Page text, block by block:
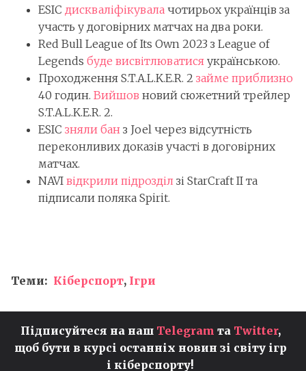
ESIC дискваліфікувала чотирьох українців за
участь у договірних матчах на два роки.
Red Bull League of Its Own 2023 з League of
Legends буде висвітлюватися українською.
Проходження S.T.A.L.K.E.R. 2 займе приблизно
40 годин. Вийшов новий сюжетний трейлер
S.T.A.L.K.E.R. 2.
ESIC зняли бан з Joel через відсутність
переконливих доказів участі в договірних
матчах.
NAVI відкрили підрозділ зі StarCraft II та
підписали поляка Spirit.
Теми: Кіберспорт, Ігри
Підписуйтеся на наш Telegram та Twitter,
щоб бути в курсі останніх новин зі світу ігр
і кіберспорту!